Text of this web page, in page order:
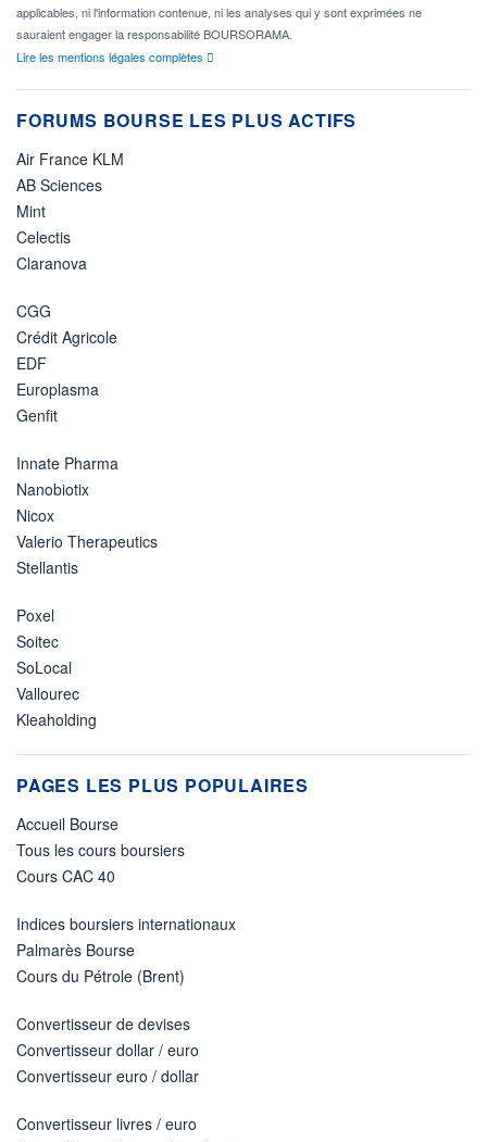
applicables, ni l'information contenue, ni les analyses qui y sont exprimées ne
sauraient engager la responsabilité BOURSORAMA.
Lire les mentions légales complètes
FORUMS BOURSE LES PLUS ACTIFS
Air France KLM
AB Sciences
Mint
Celectis
Claranova
CGG
Crédit Agricole
EDF
Europlasma
Genfit
Innate Pharma
Nanobiotix
Nicox
Valerio Therapeutics
Stellantis
Poxel
Soitec
SoLocal
Vallourec
Kleaholding
PAGES LES PLUS POPULAIRES
Accueil Bourse
Tous les cours boursiers
Cours CAC 40
Indices boursiers internationaux
Palmarès Bourse
Cours du Pétrole (Brent)
Convertisseur de devises
Convertisseur dollar / euro
Convertisseur euro / dollar
Convertisseur livres / euro